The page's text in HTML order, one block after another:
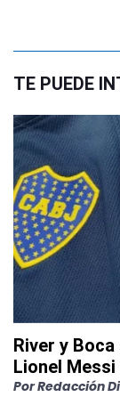
TE PUEDE
River y
Lionel
PorRedacción